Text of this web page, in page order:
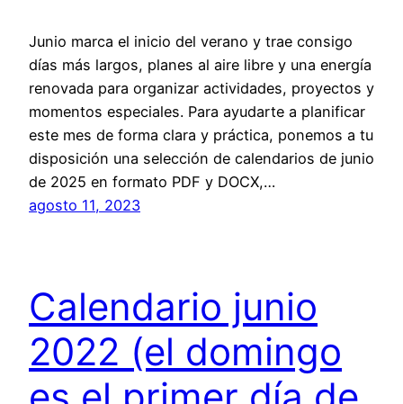
Junio marca el inicio del verano y trae consigo
días más largos, planes al aire libre y una energía
renovada para organizar actividades, proyectos y
momentos especiales. Para ayudarte a planificar
este mes de forma clara y práctica, ponemos a tu
disposición una selección de calendarios de junio
de 2025 en formato PDF y DOCX,…
agosto 11, 2023
Calendario junio
2022 (el domingo